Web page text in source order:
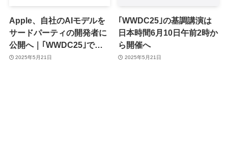
Apple、自社のAIモデルを
サードパーティの開発者に
公開へ｜｢WWDC25｣で正
式発表
2025年5月21日
｢WWDC25｣の基調講演は
日本時間6月10日午前2時か
ら開催へ
2025年5月21日